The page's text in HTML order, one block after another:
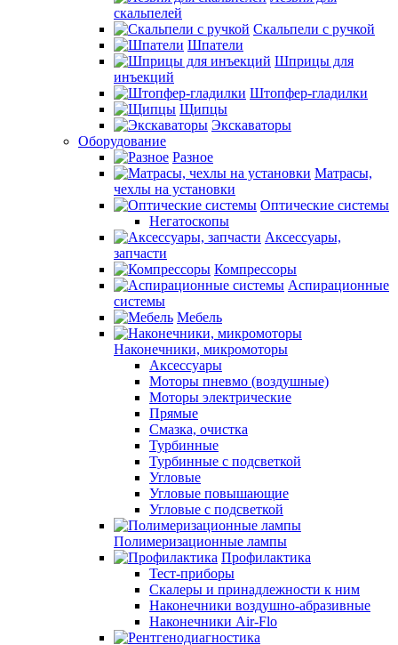
скальпелей
Скальпели с ручкой
Шпатели
Шприцы для
инъекций
Штопфер-гладилки
Щипцы
Экскаваторы
Оборудование
Разное
Матрасы,
чехлы на установки
Оптические системы
Негатоскопы
Аксессуары,
запчасти
Компрессоры
Аспирационные
системы
Мебель
Наконечники, микромоторы
Аксессуары
Моторы пневмо (воздушные)
Моторы электрические
Прямые
Смазка, очистка
Турбинные
Турбинные с подсветкой
Угловые
Угловые повышающие
Угловые с подсветкой
Полимеризационные лампы
Профилактика
Тест-приборы
Скалеры и принадлежности к ним
Наконечники воздушно-абразивные
Наконечники Air-Flo